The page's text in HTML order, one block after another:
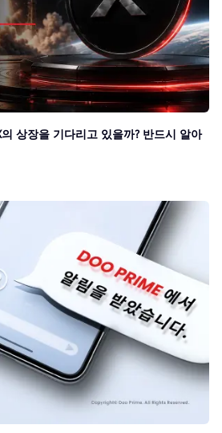
상장을 기다리고 있을까? 반드시 알아